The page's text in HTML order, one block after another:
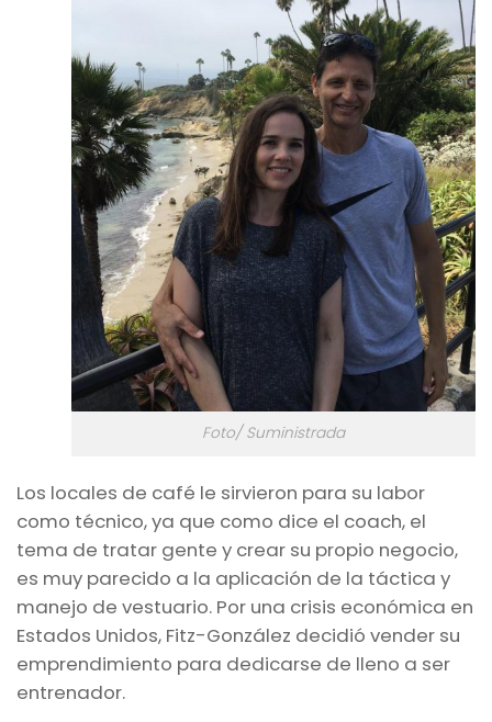
Foto/ Suministrada
Los locales de café le sirvieron para su labor
como técnico, ya que como dice el coach, el
tema de tratar gente y crear su propio negocio,
es muy parecido a la aplicación de la táctica y
manejo de vestuario. Por una crisis económica en
Estados Unidos, Fitz-González decidió vender su
emprendimiento para dedicarse de lleno a ser
entrenador.